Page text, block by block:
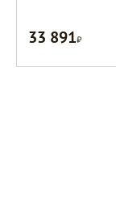
33 891Р